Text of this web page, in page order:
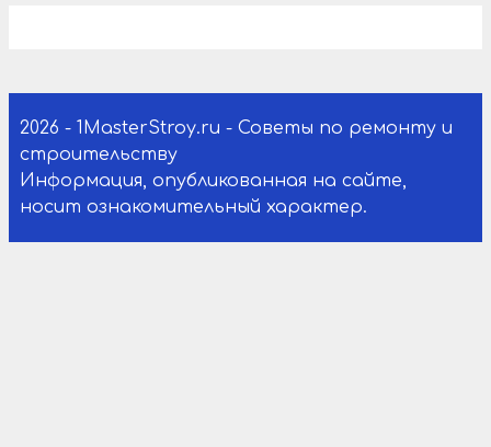
2026 - 1MasterStroy.ru - Советы по ремонту и
строительству
Информация, опубликованная на сайте,
носит ознакомительный характер.